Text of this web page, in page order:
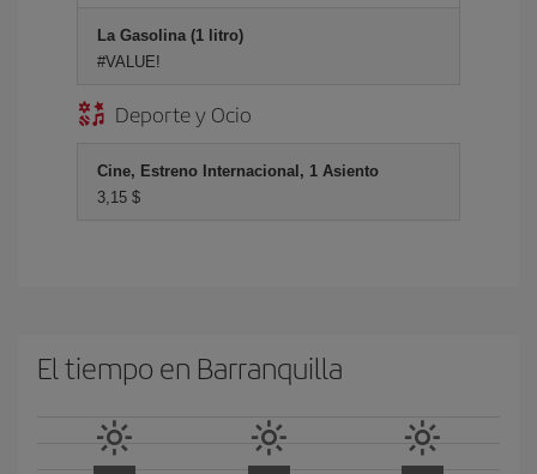
La Gasolina (1 litro)
#VALUE!
Deporte y Ocio
Cine, Estreno Internacional, 1 Asiento
3,15 $
El tiempo en Barranquilla